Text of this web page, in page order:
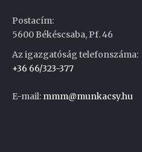
Postacím:
5600 Békéscsaba, Pf. 46
Az igazgatóság telefonszáma:
+36 66/323-377
E-mail: mmm@munkacsy.hu